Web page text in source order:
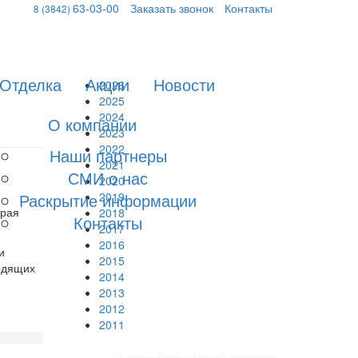
8 (3842) 63-03-00 Заказать звонок Контакты
Отделка Акции
Новости
О компании
Наши партнеры
СМИ о нас
Раскрытие информации
Контакты
2026
2025
2024
2023
2022
2021
2020
2019
2018
2017
2016
2015
2014
2013
2012
2011